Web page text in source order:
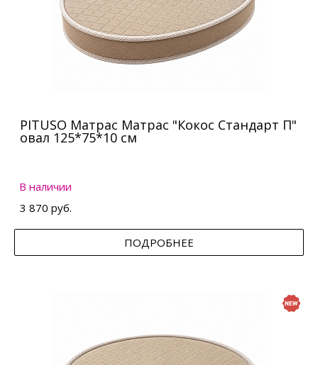
PITUSO Матрас Матрас "Кокос Стандарт П"
овал 125*75*10 см
В наличии
3 870 руб.
ПОДРОБНЕЕ